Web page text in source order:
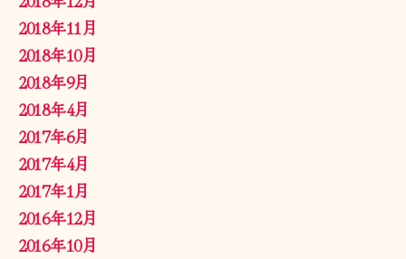
2018年11月
2018年10月
2018年9月
2018年4月
2017年6月
2017年4月
2017年1月
2016年12月
2016年10月